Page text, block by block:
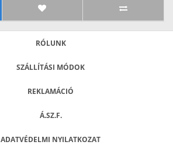
RÓLUNK
SZÁLLÍTÁSI MÓDOK
REKLAMÁCIÓ
Á.SZ.F.
ADATVÉDELMI NYILATKOZAT